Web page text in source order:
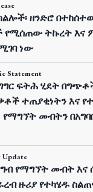
ዘንድሮ
የሚሰጠው ትኩረት እና
ነው
Statement
ፍትሕ ሂደት
ተጠያቂነትን እና
መብትን
Update
የማግኘት መብት እና
ዙሪያ የተካሄዱ